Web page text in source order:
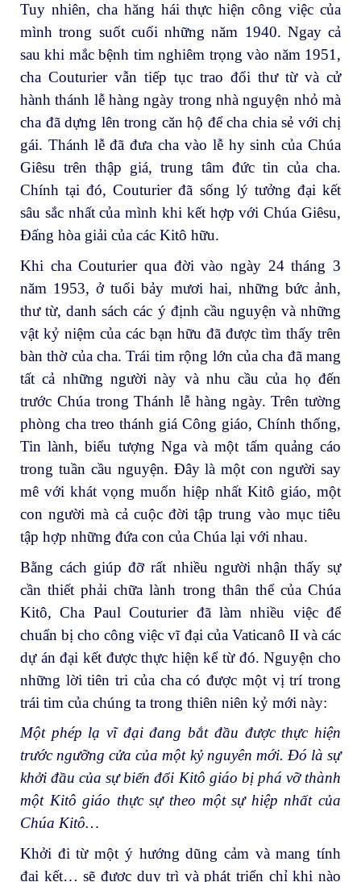
Tuy nhiên, cha hăng hái thực hiện công việc của
mình trong suốt cuối những năm 1940. Ngay cả
sau khi mắc bệnh tim nghiêm trọng vào năm 1951,
cha Couturier vẫn tiếp tục trao đổi thư từ và cử
hành thánh lễ hàng ngày trong nhà nguyện nhỏ mà
cha đã dựng lên trong căn hộ để cha chia sẻ với chị
gái. Thánh lễ đã đưa cha vào lễ hy sinh của Chúa
Giêsu trên thập giá, trung tâm đức tin của cha.
Chính tại đó, Couturier đã sống lý tưởng đại kết
sâu sắc nhất của mình khi kết hợp với Chúa Giêsu,
Đấng hòa giải của các Kitô hữu.
Khi cha Couturier qua đời vào ngày 24 tháng 3
năm 1953, ở tuổi bảy mươi hai, những bức ảnh,
thư từ, danh sách các ý định cầu nguyện và những
vật kỷ niệm của các bạn hữu đã được tìm thấy trên
bàn thờ của cha. Trái tim rộng lớn của cha đã mang
tất cả những người này và nhu cầu của họ đến
trước Chúa trong Thánh lễ hàng ngày. Trên tường
phòng cha treo thánh giá Công giáo, Chính thống,
Tin lành, biểu tượng Nga và một tấm quảng cáo
trong tuần cầu nguyện. Đây là một con người say
mê với khát vọng muốn hiệp nhất Kitô giáo, một
con người mà cả cuộc đời tập trung vào mục tiêu
tập hợp những đứa con của Chúa lại với nhau.
Bằng cách giúp đỡ rất nhiều người nhận thấy sự
cần thiết phải chữa lành trong thân thể của Chúa
Kitô, Cha Paul Couturier đã làm nhiều việc để
chuẩn bị cho công việc vĩ đại của Vaticanô II và các
dự án đại kết được thực hiện kể từ đó. Nguyện cho
những lời tiên tri của cha có được một vị trí trong
trái tim của chúng ta trong thiên niên kỷ mới này:
Một phép lạ vĩ đại đang bắt đầu được thực hiện
trước ngưỡng cửa của một kỷ nguyên mới. Đó là sự
khởi đầu của sự biến đổi Kitô giáo bị phá vỡ thành
một Kitô giáo thực sự theo một sự hiệp nhất của
Chúa Kitô…
Khởi đi từ một ý hướng dũng cảm và mang tính
đại kết… sẽ được duy trì và phát triển chỉ khi nào